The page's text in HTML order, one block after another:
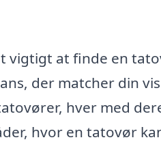
vigtigt at finde en
der matcher din
hver med
hvor en tatovør